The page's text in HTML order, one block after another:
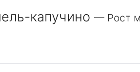
капучино — Рост